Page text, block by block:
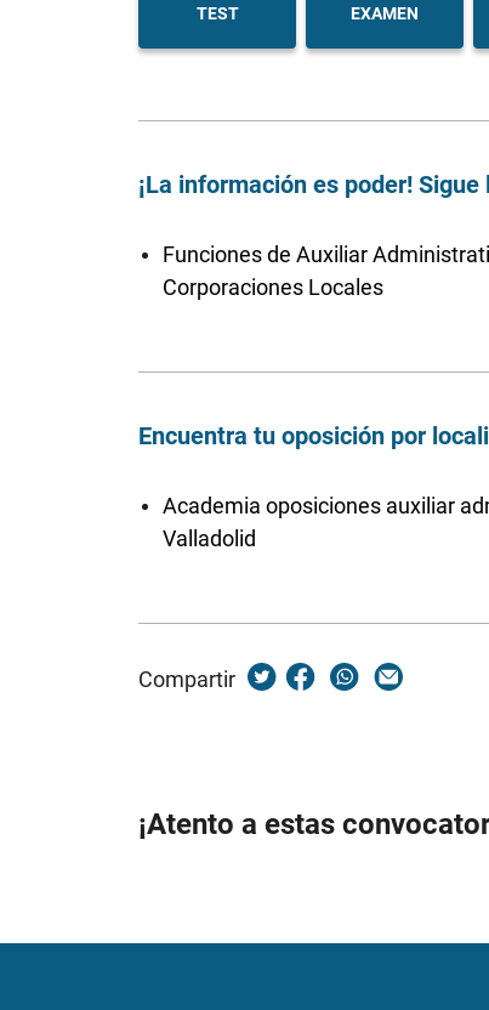
TEST EXAMEN
¡La información es poder!
Funciones de Auxiliar
Corporaciones Locales
Encuentra tu oposición por
Academia oposiciones auxiliar
Valladolid
Compartir
¡Atento a estas